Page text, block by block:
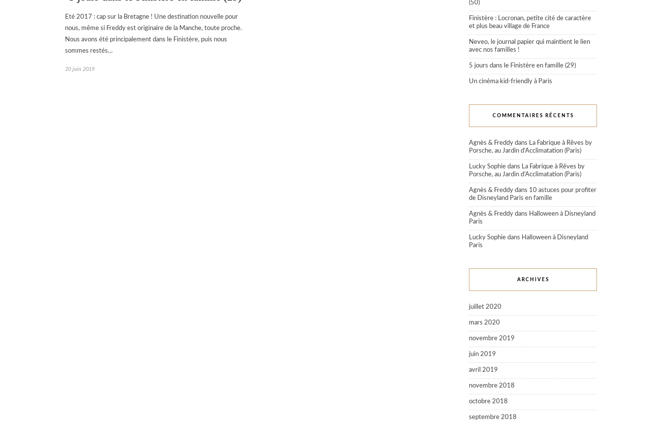
Eté 2017 : cap sur la Bretagne ! Une destination nouvelle pour
nous, même si Freddy est originaire de la Manche, toute proche.
Nous avons été principalement dans le Finistère, puis nous
sommes restés…
20 juin 2019
(50)
Finistère : Locronan, petite cité de caractère
et plus beau village de France
Neveo, le journal papier qui maintient le lien
avec nos familles !
5 jours dans le Finistère en famille (29)
Un cinéma kid-friendly à Paris
COMMENTAIRES RÉCENTS
Agnès & Freddy dans La Fabrique à Rêves by
Porsche, au Jardin d’Acclimatation (Paris)
Lucky Sophie dans La Fabrique à Rêves by
Porsche, au Jardin d’Acclimatation (Paris)
Agnès & Freddy dans 10 astuces pour profiter
de Disneyland Paris en famille
Agnès & Freddy dans Halloween à Disneyland
Paris
Lucky Sophie dans Halloween à Disneyland
Paris
ARCHIVES
juillet 2020
mars 2020
novembre 2019
juin 2019
avril 2019
novembre 2018
octobre 2018
septembre 2018